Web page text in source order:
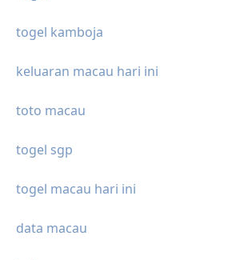
togel kamboja
keluaran macau hari ini
toto macau
togel sgp
togel macau hari ini
data macau